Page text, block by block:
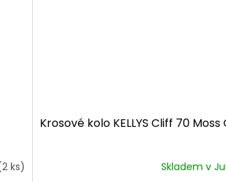
ks)
Krosové kolo KELLYS Cliff 70
Skladem v